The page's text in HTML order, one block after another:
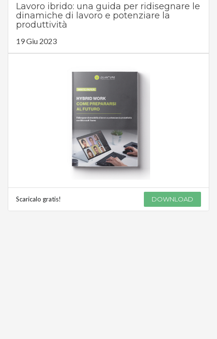
Lavoro ibrido: una guida per ridisegnare le
dinamiche di lavoro e potenziare la
produttività
19 Giu 2023
Scaricalo gratis! DOWNLOAD